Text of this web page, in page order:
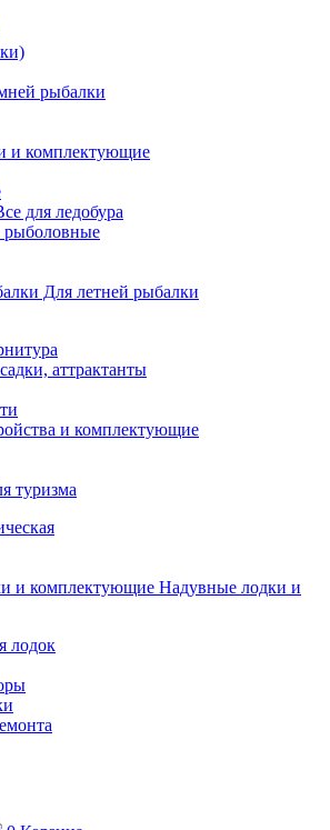
рыбалки
и комплектующие
для ледобура
Для летней рыбалки
аттрактанты
и комплектующие
туризма
Надувные лодки и
лодок